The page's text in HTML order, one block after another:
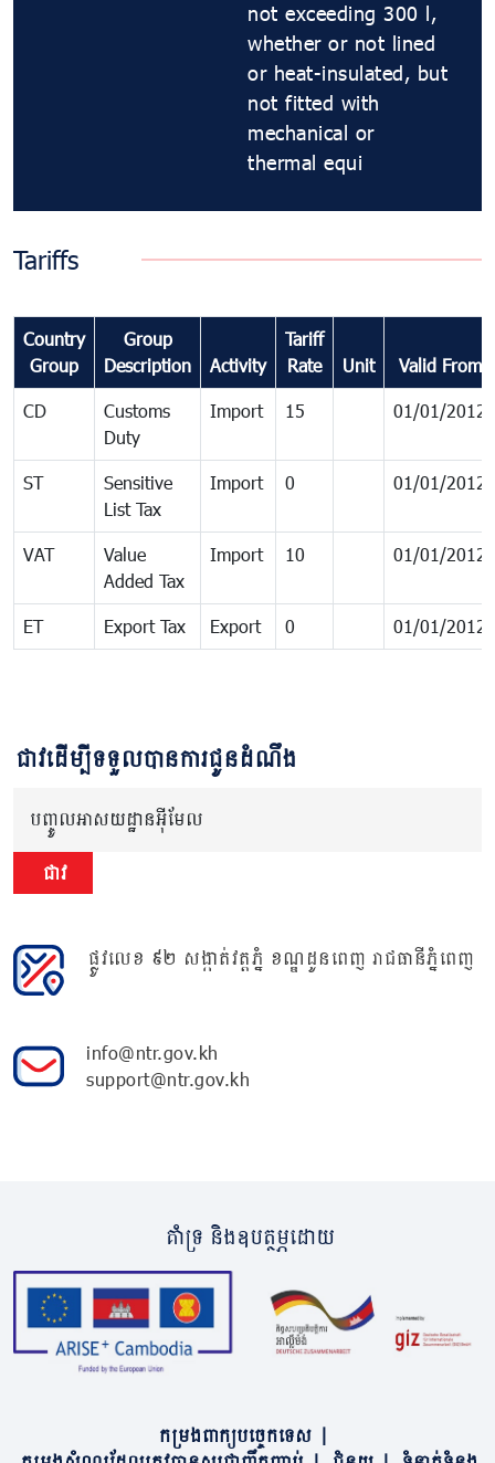
not exceeding 300 l,
whether or not lined
or heat-insulated, but
not fitted with
mechanical or
thermal equi
Tariffs
Country
Group
Group
Description
Activity
Tariff
Rate
Unit Valid From
CD
Customs
Duty
Import 15 01/01/2012
ST
Sensitive
List Tax
Import 0 01/01/2012
VAT
Value
Added Tax
Import 10 01/01/2012
ET Export Tax Export 0 01/01/2012
ជាវដើម្បីទទួលបានការជូនដំណឹង
បញ្ចូលអាសយដ្ឋានអ៊ីមែល
ជាវ
ផ្លូវលេខ ៩២ សង្កាត់វត្តភ្នំ ខណ្ឌដូនពេញ រាជធានីភ្នំពេញ
info@ntr.gov.kh
support@ntr.gov.kh
គាំទ្រ និងឧបត្ថម្ភដោយ
កម្រងពាក្យបច្ចេកទេស